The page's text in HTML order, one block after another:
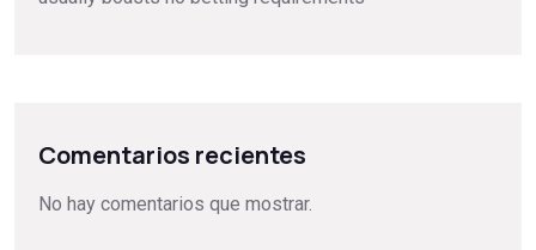
Comentarios recientes
No hay comentarios que mostrar.